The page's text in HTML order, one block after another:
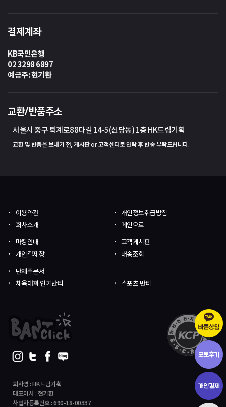
결제계좌
KB국민은행
02 3298 6897
예금주: 현기환
교환/반품주소
서울시 중구 퇴계로88다길 14-5(신당동) 1층 HK드림기획
교환 및 반품을 보내기 전, 게시판 or 고객센터로 연락 후 반송 부탁드립니다.
회사명 : HK드림기획
대표이사 : 현기환
사업자등록번호 : 690-18-00337
이용약관
개인정보취급방침
회사소개
메인으로
마킹안내
고객게시판
개인결제창
배송조회
단체주문서
체육대회 인기반티
스포츠 반티